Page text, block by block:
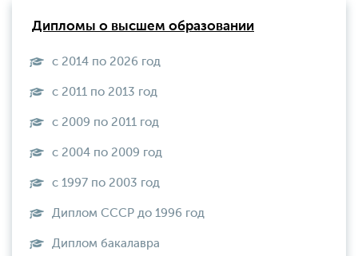
Дипломы о высшем образовании
с 2014 по 2026 год
с 2011 по 2013 год
с 2009 по 2011 год
с 2004 по 2009 год
с 1997 по 2003 год
Диплом СССР до 1996 год
Диплом бакалавра